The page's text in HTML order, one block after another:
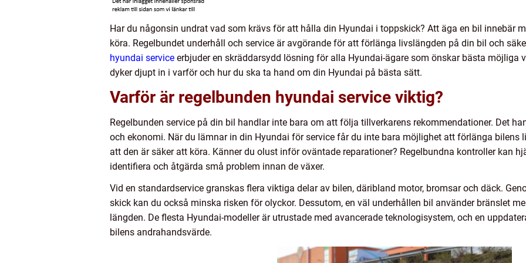
Har du någonsin undrat vad som krävs för att hålla din Hyundai i toppskick? Att äga en bil innebär
köra. Regelbundet underhåll och service är avgörande för att förlänga livslängden på din bil och
hyundai service erbjuder en skräddarsydd lösning för alla Hyundai-ägare som önskar bästa möjliga
dyker djupt in i varför och hur du ska ta hand om din Hyundai på bästa sätt.
Varför är regelbunden hyundai service viktig?
Regelbunden service på din bil handlar inte bara om att följa tillverkarens rekommendationer. Det
och ekonomi. När du lämnar in din Hyundai för service får du inte bara möjlighet att förlänga bilens
att den är säker att köra. Känner du olust inför oväntade reparationer? Regelbundna kontroller kan
identifiera och åtgärda små problem innan de växer.
Vid en standardservice granskas flera viktiga delar av bilen, däribland motor, bromsar och däck.
skick kan du också minska risken för olyckor. Dessutom, en väl underhållen bil använder bränslet
längden. De flesta Hyundai-modeller är utrustade med avancerade teknologisystem, och en
bilens andrahandsvärde.